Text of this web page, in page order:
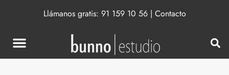
Llámanos gratis: 91 159 10 56| Contacto